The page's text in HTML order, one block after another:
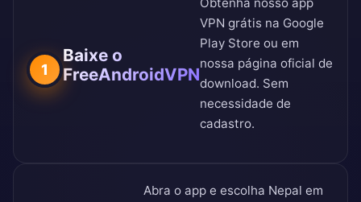
1
Baixe o
FreeAndroidVPN
Obtenha nosso app
VPN grátis na Google
Play Store ou em
nossa página oficial de
download. Sem
necessidade de
cadastro.
Abra o app e escolha Nepal em